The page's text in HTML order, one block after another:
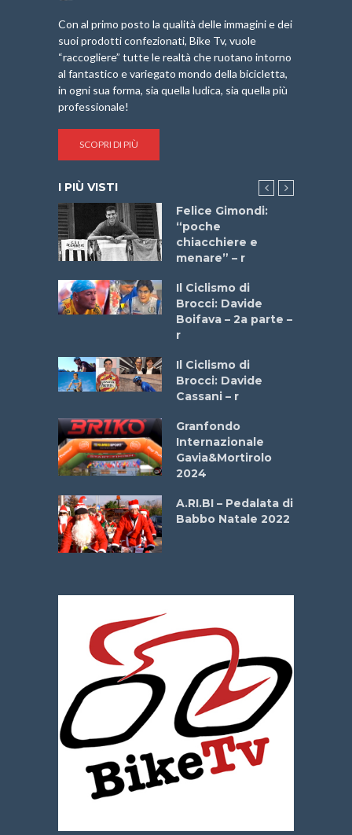
Con al primo posto la qualità delle immagini e dei
suoi prodotti confezionati, Bike Tv, vuole
“raccogliere” tutte le realtà che ruotano intorno
al fantastico e variegato mondo della bicicletta,
in ogni sua forma, sia quella ludica, sia quella più
professionale!
SCOPRI DI PIÙ
I PIÙ VISTI
Felice Gimondi:
“poche
chiacchiere e
menare” – r
Il Ciclismo di
Brocci: Davide
Boifava – 2a parte –
r
Il Ciclismo di
Brocci: Davide
Cassani – r
Granfondo
Internazionale
Gavia&Mortirolo
2024
A.RI.BI – Pedalata di
Babbo Natale 2022